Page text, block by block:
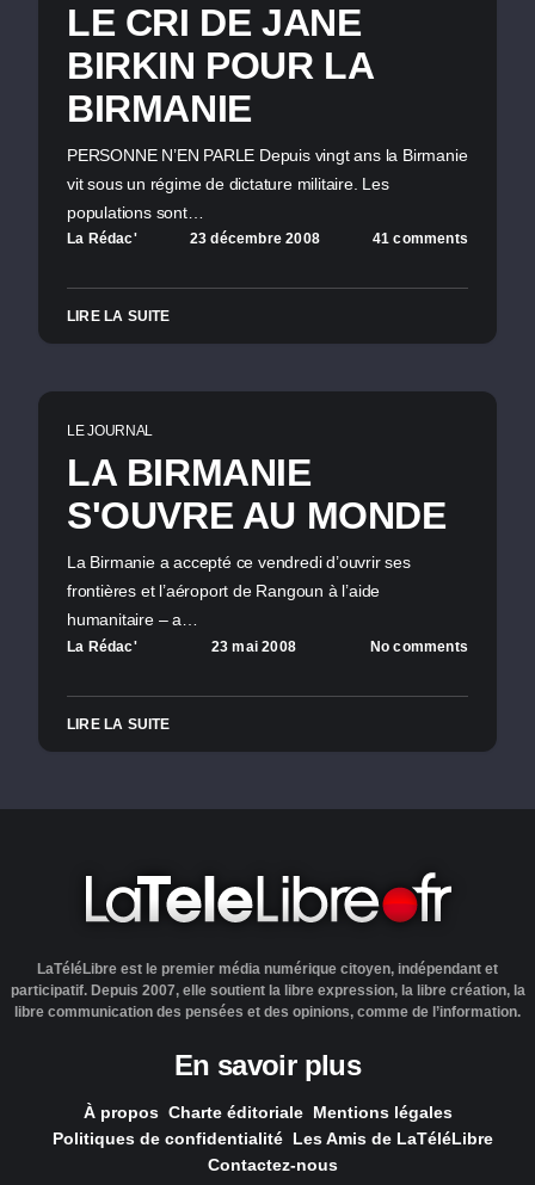
LE CRI DE JANE
BIRKIN POUR LA
BIRMANIE
PERSONNE N’EN PARLE Depuis vingt ans la Birmanie
vit sous un régime de dictature militaire. Les
populations sont…
La Rédac' 23 décembre 2008 41 comments
LIRE LA SUITE
LE JOURNAL
LA BIRMANIE
S'OUVRE AU MONDE
La Birmanie a accepté ce vendredi d’ouvrir ses
frontières et l’aéroport de Rangoun à l’aide
humanitaire – a…
La Rédac' 23 mai 2008 No comments
LIRE LA SUITE
LaTéléLibre est le premier média numérique citoyen, indépendant et
participatif. Depuis 2007, elle soutient la libre expression, la libre création, la
libre communication des pensées et des opinions, comme de l’information.
En savoir plus
À propos Charte éditoriale Mentions légales
Politiques de confidentialité Les Amis de LaTéléLibre
Contactez-nous